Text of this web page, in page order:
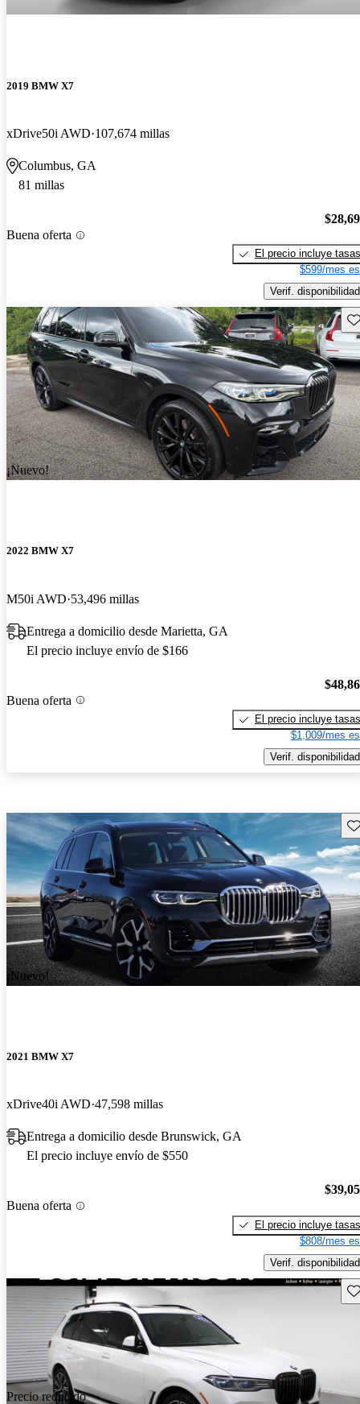
2019 BMW X7
xDrive50i AWD 107,674 millas
Columbus, GA
81 millas
Buena oferta
El precio incluye tasas
$599/mes
Verif. disponibilidad
¡Nuevo!
2022 BMW X7
M50i AWD 53,496 millas
Entrega a domicilio desde Marietta, GA
El precio incluye envío de $166
Buena oferta
El precio incluye tasas
$1,009/mes
Verif. disponibilidad
¡Nuevo!
2021 BMW X7
xDrive40i AWD 47,598 millas
Entrega a domicilio desde Brunswick, GA
El precio incluye envío de $550
Buena oferta
El precio incluye tasas
$808/mes
Verif. disponibilidad
Precio reducido